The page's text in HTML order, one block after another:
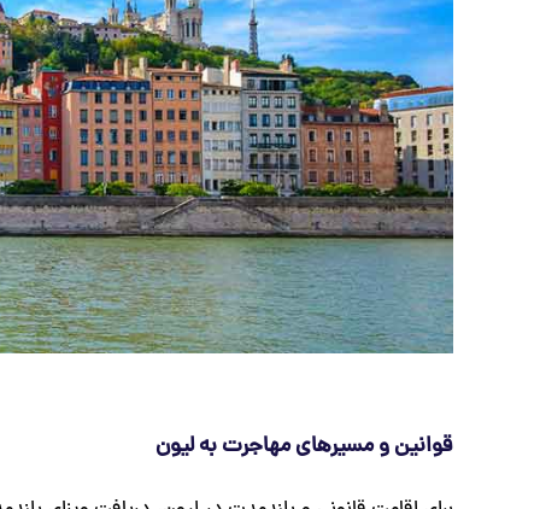
قوانین و مسیرهای مهاجرت به لیون